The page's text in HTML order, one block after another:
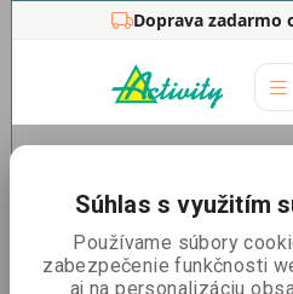
Doprava zadarmo
MEGA výpredaj -
vrátené
Súhlas s využitím
Používame súbory
zabezpečenie funkčnosti
aj na personalizáciu